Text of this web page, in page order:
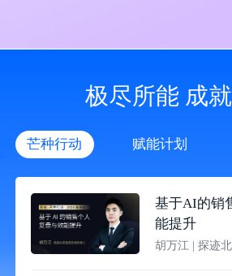
极尽所能 成
芒种行动 赋能计划
基于AI的销
能提升
胡万江 |探迹